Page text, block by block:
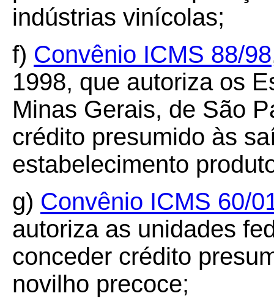
indústrias vinícolas;
f) Convênio ICMS 88/98
1998, que autoriza os
Minas Gerais, de São
crédito presumido às
estabelecimento
g) Convênio ICMS 60/
autoriza as unidades
conceder crédito
novilho precoce;